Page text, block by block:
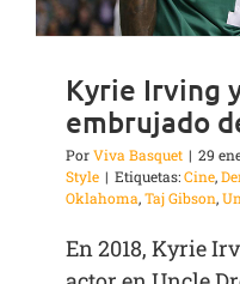
Kyrie Irving
embrujado
PorViva Basquet | 29
Style | Etiquetas:Cine,
Oklahoma,Taj Gibson,
En 2018, Kyrie